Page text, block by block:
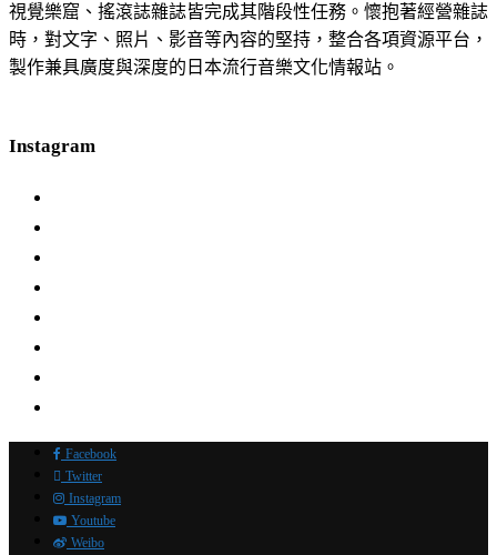
視覺樂窟、搖滾誌雜誌皆完成其階段性任務。懷抱著經營雜誌
時，對文字、照片、影音等內容的堅持，整合各項資源平台，
製作兼具廣度與深度的日本流行音樂文化情報站。
Instagram
Facebook
Twitter
Instagram
Youtube
Weibo